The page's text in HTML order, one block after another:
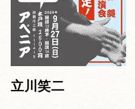
立川笑二